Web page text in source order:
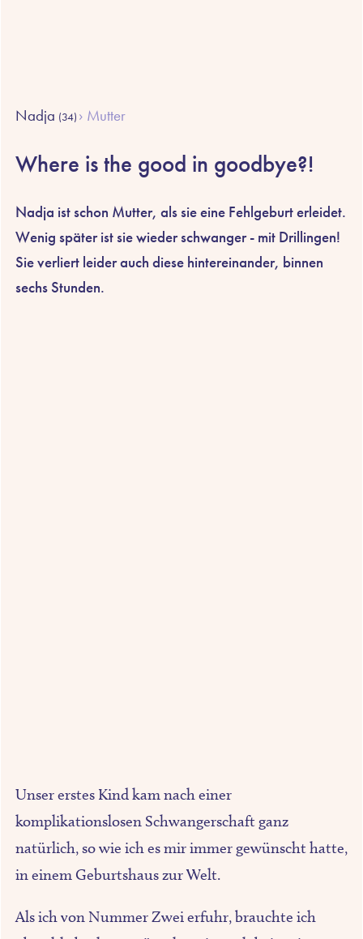
Nadja (34) Mutter
Where is the good in goodbye?!
Nadja ist schon Mutter, als sie eine Fehlgeburt erleidet.
Wenig später ist sie wieder schwanger - mit Drillingen!
Sie verliert leider auch diese hintereinander, binnen
sechs Stunden.
Unser erstes Kind kam nach einer
komplikationslosen Schwangerschaft ganz
natürlich, so wie ich es mir immer gewünscht hatte,
in einem Geburtshaus zur Welt.
Als ich von Nummer Zwei erfuhr, brauchte ich